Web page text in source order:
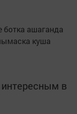
ботка ашаганда
куша
в